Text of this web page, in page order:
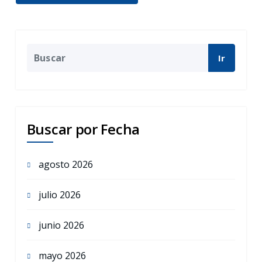
Ir
Buscar por Fecha
agosto 2026
julio 2026
junio 2026
mayo 2026